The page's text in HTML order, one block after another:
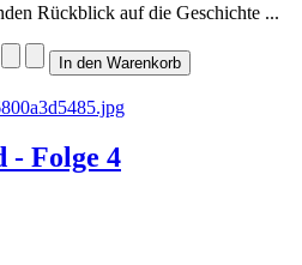
Rückblick auf die Geschichte ...
- Folge 4